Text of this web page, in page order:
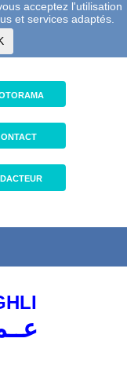
acceptez l'utilisation
et services adaptés.